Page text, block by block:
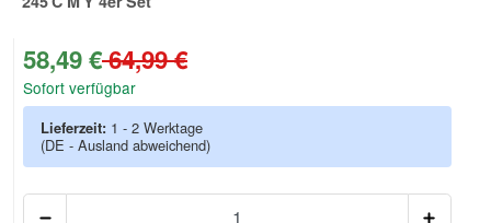
Zur Artikelbewertung
58,49 €64,99 €
Sofort verfügbar
Lieferzeit: 1 - 2 Werktage
(DE - Ausland abweichend)